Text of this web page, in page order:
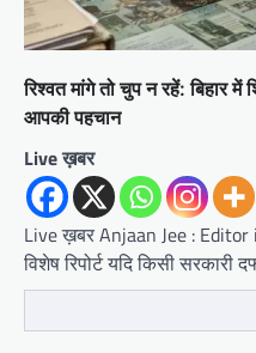
रिश्वत मांगे तो चुप न रहें: बिहार
आपकी पहचान
Live ख़बर
Live ख़बर Anjaan Jee :
विशेष रिपोर्ट यदि किसी